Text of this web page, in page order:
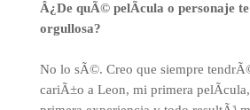
Â¿De quÃ© pelÃ­cula o personaje te
orgullosa?
No lo sÃ©. Creo que siempre
cariÃ±o a Leon, mi primera